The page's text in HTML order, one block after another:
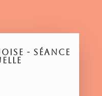
- SÉANCE